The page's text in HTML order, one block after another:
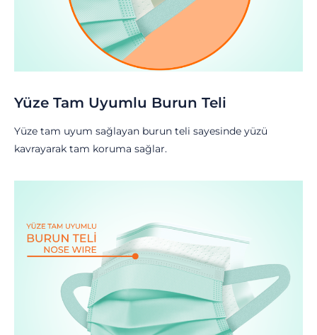
Yüze Tam Uyumlu Burun Teli
Yüze tam uyum sağlayan burun teli sayesinde yüzü
kavrayarak tam koruma sağlar.